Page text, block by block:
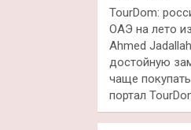
TourDom:
ОАЭ на лето
Ahmed
достойную
чаще
портал